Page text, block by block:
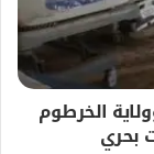
الخرطوم
بحري